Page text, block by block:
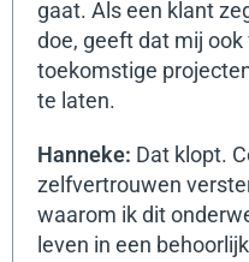
gaat. Als een klant
doe, geeft dat mij
toekomstige
te laten.
Hanneke: Dat klopt.
zelfvertrouwen
waarom ik dit
leven in een